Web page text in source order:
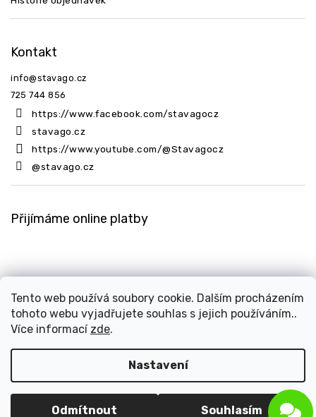
Tento web používá soubory cookie. Dalším procházením
tohoto webu vyjadřujete souhlas s jejich používáním..
Více informací zde.
Nastavení
Odmítnout Souhlasím
Kontakt
info@stavago.cz
725 744 856
https://www.facebook.com/stavagocz
stavago.cz
https://www.youtube.com/@Stavagocz
@stavago.cz
Přijímáme online platby
Copyright 2026
| Platforma